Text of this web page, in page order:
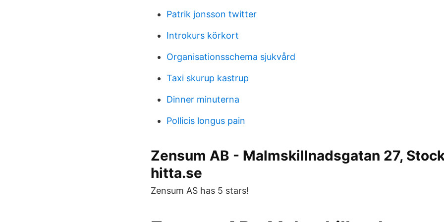
Patrik jonsson twitter
Introkurs körkort
Organisationsschema sjukvård
Taxi skurup kastrup
Dinner minuterna
Pollicis longus pain
Zensum AB - Malmskillnadsgatan 27,
hitta.se
Zensum AS has 5 stars!